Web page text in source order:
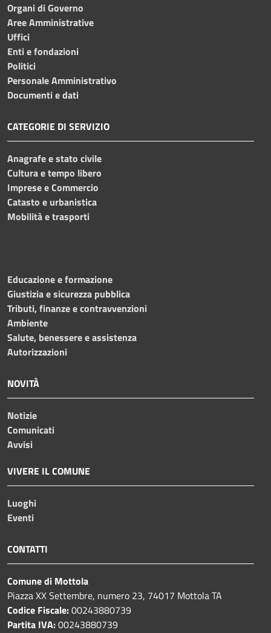
Organi di Governo
Aree Amministrative
Uffici
Enti e fondazioni
Politici
Personale Amministrativo
Documenti e dati
CATEGORIE DI SERVIZIO
Anagrafe e stato civile
Cultura e tempo libero
Imprese e Commercio
Catasto e urbanistica
Mobilità e trasporti
Educazione e formazione
Giustizia e sicurezza pubblica
Tributi, finanze e contravvenzioni
Ambiente
Salute, benessere e assistenza
Autorizzazioni
NOVITÀ
Notizie
Comunicati
Avvisi
VIVERE IL COMUNE
Luoghi
Eventi
CONTATTI
Comune di Mottola
Piazza XX Settembre, numero 23, 74017 Mottola TA
Codice Fiscale:00243880739
Partita IVA:00243880739